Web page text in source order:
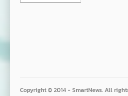
Copyright © 2014 - SmartNews. All